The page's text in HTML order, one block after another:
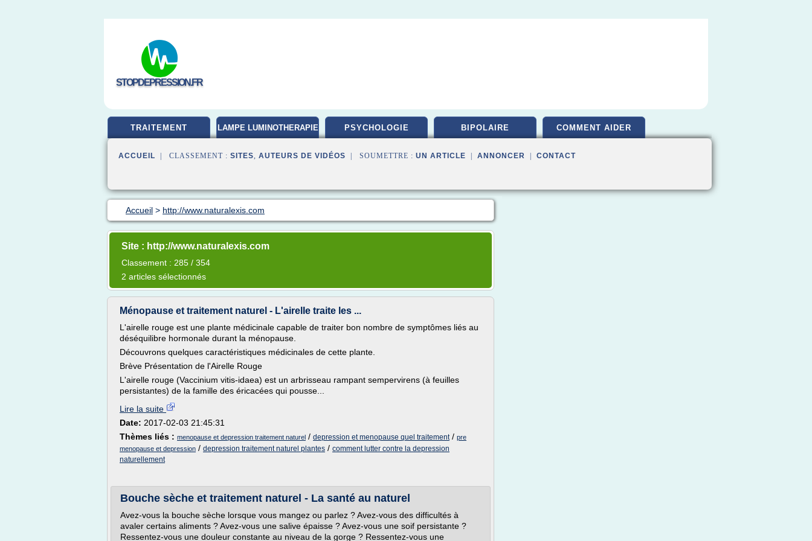
STOPDEPRESSION.FR
TRAITEMENT LAMPE LUMINOTHERAPIE PSYCHOLOGIE BIPOLAIRE COMMENT AIDER
ACCUEIL | CLASSEMENT : SITES, AUTEURS DE VIDÉOS | SOUMETTRE : UN ARTICLE ANNONCER CONTACT
Accueil > http://www.naturalexis.com
Site : http://www.naturalexis.com
Classement : 285 / 354
2 articles sélectionnés
Ménopause et traitement naturel - L'airelle traite les ...
L'airelle rouge est une plante médicinale capable de traiter bon nombre de symptômes liés au
déséquilibre hormonale durant la ménopause.
Découvrons quelques caractéristiques médicinales de cette plante.
Brève Présentation de l'Airelle Rouge
L'airelle rouge (Vaccinium vitis-idaea) est un arbrisseau rampant sempervirens (à feuilles
persistantes) de la famille des éricacées qui pousse...
Lire la suite
Date: 2017-02-03 21:45:31
Thèmes liés : menopause et depression traitement naturel / depression et menopause quel traitement/ pre
menopause et depression / depression traitement naturel plantes / comment lutter contre la depression
naturellement
Bouche sèche et traitement naturel - La santé au naturel
Avez-vous la bouche sèche lorsque vous mangez ou parlez ? Avez-vous des difficultés à
avaler certains aliments ? Avez-vous une salive épaisse ? Avez-vous une soif persistante ?
Ressentez-vous une douleur constante au niveau de la gorge ? Ressentez-vous une